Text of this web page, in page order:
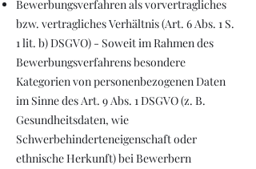
Bewerbungsverfahren als vorvertragliches
bzw. vertragliches Verhältnis (Art. 6 Abs. 1 S.
1 lit. b) DSGVO) - Soweit im Rahmen des
Bewerbungsverfahrens besondere
Kategorien von personenbezogenen Daten
im Sinne des Art. 9 Abs. 1 DSGVO (z. B.
Gesundheitsdaten, wie
Schwerbehinderteneigenschaft oder
ethnische Herkunft) bei Bewerbern